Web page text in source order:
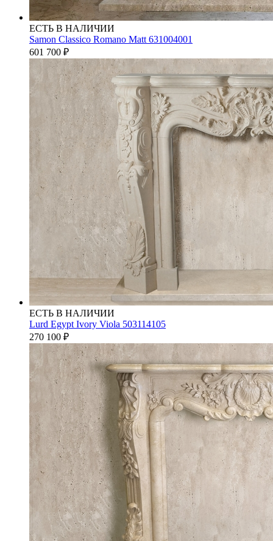
ЕСТЬ В НАЛИЧИИ
Samon Classico Romano Matt 631004001
601 700 ₽
ЕСТЬ В НАЛИЧИИ
Lurd Egypt Ivory Viola 503114105
270 100 ₽